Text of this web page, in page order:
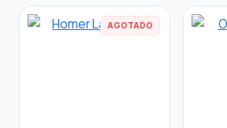
AGOTADO